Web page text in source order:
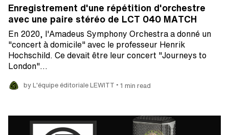
Enregistrement d'une répétition d'orchestre
avec une paire stéréo de LCT 040 MATCH
En 2020, l'Amadeus Symphony Orchestra a donné un
"concert à domicile" avec le professeur Henrik
Hochschild. Ce devait être leur concert "Journeys to
London"…
by L'équipe éditoriale LEWITT • 1 min read